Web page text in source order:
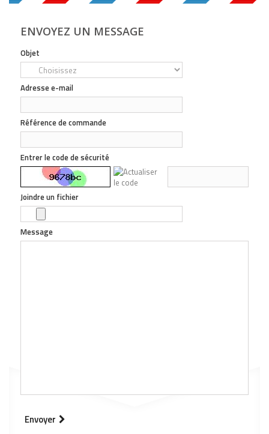
ENVOYEZ UN MESSAGE
Objet
Adresse e-mail
Référence de commande
Entrer le code de sécurité
Joindre un fichier
Message
Envoyer